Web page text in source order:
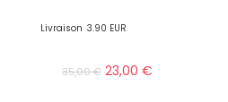
Livraison 3.90 EUR
35,00€ 23,00 €